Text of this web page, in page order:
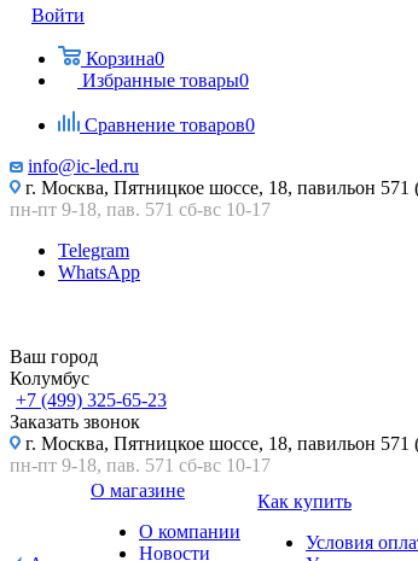
Войти
Корзина0
Избранные товары0
Сравнение товаров0
info@ic-led.ru
г. Москва, Пятницкое шоссе, 18, павильон 571
пн-пт 9-18, пав. 571 сб-вс 10-17
Telegram
WhatsApp
Ваш город
Колумбус
+7 (499) 325-65-23
Заказать звонок
г. Москва, Пятницкое шоссе, 18, павильон 571
пн-пт 9-18, пав. 571 сб-вс 10-17
О магазине
О компании
Новости
Как купить
Условия